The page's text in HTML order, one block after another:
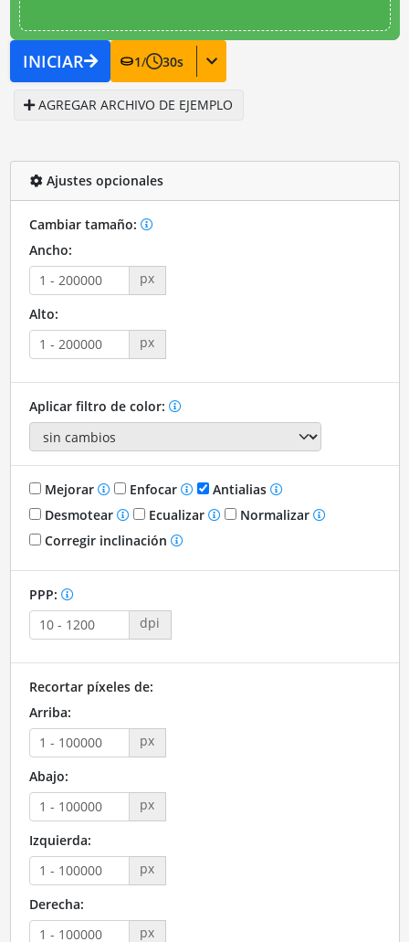
INICIAR 1/ 30s
AGREGAR ARCHIVO DE EJEMPLO
Ajustes opcionales
Cambiar tamaño:
Ancho:
px
Alto:
px
Aplicar filtro de color:
Mejorar Enfocar
Antialias
Desmotear
Ecualizar
Normalizar
Corregir inclinación
PPP:
dpi
Recortar píxeles de:
Arriba:
px
Abajo:
px
Izquierda:
px
Derecha:
px